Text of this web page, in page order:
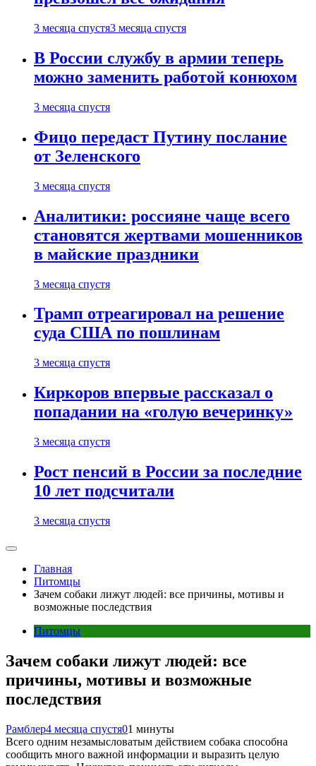
3 месяца спустя3 месяца спустя
В России службу в армии теперь
можно заменить работой конюхом
3 месяца спустя
Фицо передаст Путину послание
от Зеленского
3 месяца спустя
Аналитики: россияне чаще всего
становятся жертвами мошенников
в майские праздники
3 месяца спустя
Трамп отреагировал на решение
суда США по пошлинам
3 месяца спустя
Киркоров впервые рассказал о
попадании на «голую вечеринку»
3 месяца спустя
Рост пенсий в России за последние
10 лет подсчитали
3 месяца спустя
Главная
Питомцы
Зачем собаки лижут людей: все причины, мотивы и
возможные последствия
Питомцы
Зачем собаки лижут людей: все
причины, мотивы и возможные
последствия
Рамблер4 месяца спустя01 минуты
Всего одним незамысловатым действием собака способна
сообщить много важной информации и выразить целую